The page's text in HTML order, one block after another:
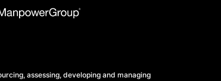
assessing, developing and managing